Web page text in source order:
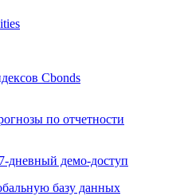
Cbonds
по отчетности
7-дневный демо-доступ
базу данных